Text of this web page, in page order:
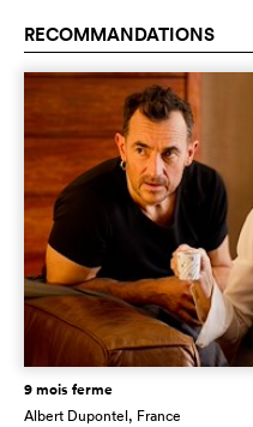
RECOMMANDATIONS
9 mois ferme
Albert Dupontel, France